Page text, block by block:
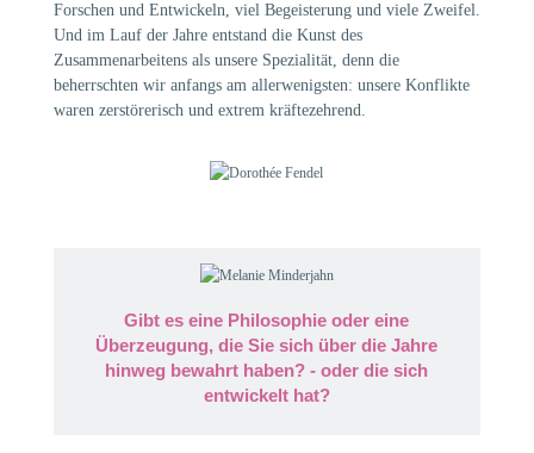
Forschen und Entwickeln, viel Begeisterung und viele Zweifel.
Und im Lauf der Jahre entstand die Kunst des
Zusammenarbeitens als unsere Spezialität, denn die
beherrschten wir anfangs am allerwenigsten: unsere Konflikte
waren zerstörerisch und extrem kräftezehrend.
Gibt es eine Philosophie oder eine
Überzeugung, die Sie sich über die Jahre
hinweg bewahrt haben? - oder die sich
entwickelt hat?